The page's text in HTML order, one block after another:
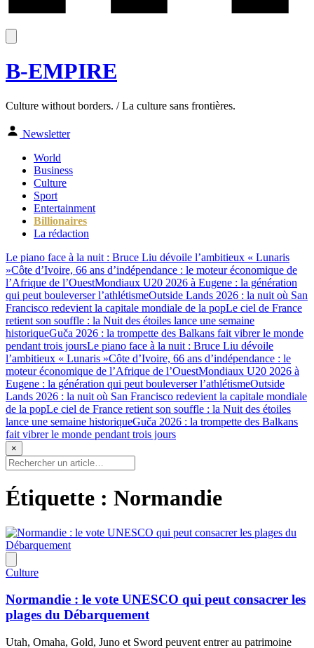
B-EMPIRE
Culture without borders. / La culture sans frontières.
Newsletter
World
Business
Culture
Sport
Entertainment
Billionaires
La rédaction
Le piano face à la nuit : Bruce Liu dévoile l’ambitieux « Lunaris
»Côte d’Ivoire, 66 ans d’indépendance : le moteur économique de
l’Afrique de l’OuestMondiaux U20 2026 à Eugene : la génération
qui peut bouleverser l’athlétismeOutside Lands 2026 : la nuit où San
Francisco redevient la capitale mondiale de la popLe ciel de France
retient son souffle : la Nuit des étoiles lance une semaine
historiqueGuča 2026 : la trompette des Balkans fait vibrer le monde
pendant trois joursLe piano face à la nuit : Bruce Liu dévoile
l’ambitieux « Lunaris »Côte d’Ivoire, 66 ans d’indépendance : le
moteur économique de l’Afrique de l’OuestMondiaux U20 2026 à
Eugene : la génération qui peut bouleverser l’athlétismeOutside
Lands 2026 : la nuit où San Francisco redevient la capitale mondiale
de la popLe ciel de France retient son souffle : la Nuit des étoiles
lance une semaine historiqueGuča 2026 : la trompette des Balkans
fait vibrer le monde pendant trois jours
×
Étiquette : Normandie
Culture
Normandie : le vote UNESCO qui peut consacrer les
plages du Débarquement
Utah, Omaha, Gold, Juno et Sword peuvent entrer au patrimoine